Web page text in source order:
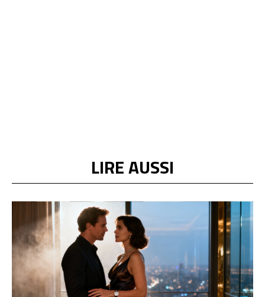
LIRE AUSSI